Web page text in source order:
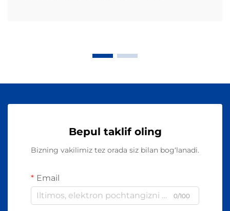
Bepul taklif oling
Bizning vakilimiz tez orada siz bilan bog‘lanadi.
Email
0/100